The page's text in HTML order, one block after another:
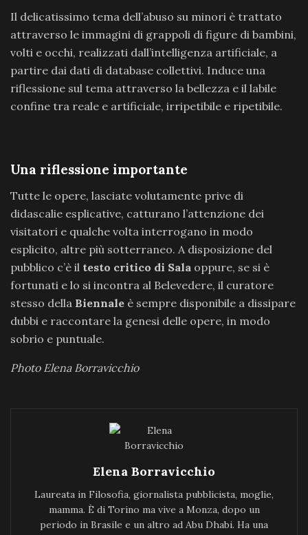
Il delicatissimo tema dell’abuso su minori è trattato
attraverso le immagini di grappoli di figure di bambini,
volti e occhi, realizzati dall’intelligenza artificiale, a
partire dai dati di database collettivi. Induce una
riflessione sul tema attraverso la bellezza e il labile
confine tra reale e artificiale, irripetibile e ripetibile.
Una riflessione importante
Tutte le opere, lasciate volutamente prive di
didascalie esplicative, catturano l’attenzione dei
visitatori e qualche volta interrogano in modo
esplicito, altre più sotterraneo. A disposizione del
pubblico c’è il testo critico di Sala oppure, se si è
fortunati e lo si incontra al Belevedere, il curatore
stesso della Biennale è sempre disponibile a dissipare
dubbi e raccontare la genesi delle opere, in modo
sobrio e puntuale.
Photo Elena Borravicchio
Elena Borravicchio
Laureata in Filosofia, giornalista pubblicista, moglie,
mamma. È di Torino ma vive a Monza, dopo un
periodo in Brasile e un altro ad Abu Dhabi. Ha una